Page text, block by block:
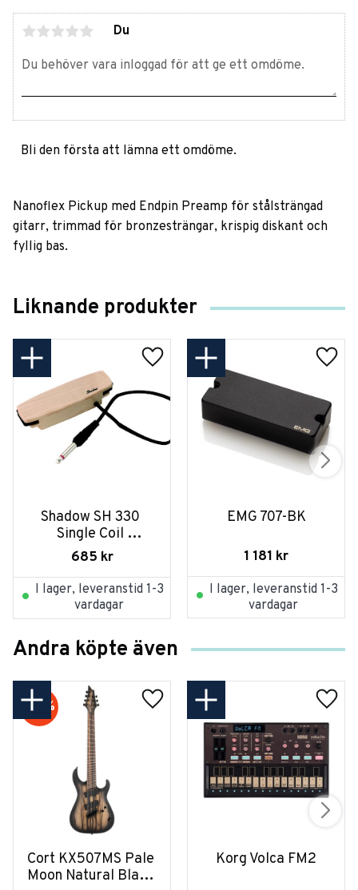
Du
Bli den första att lämna ett omdöme.
Nanoflex Pickup med Endpin Preamp för stålsträngad
gitarr, trimmad för bronzesträngar, krispig diskant och
fyllig bas.
Liknande produkter
Shadow SH 330
Single Coil
Gitarrmikrofon
685 kr
I lager, leveranstid 1-3
vardagar
EMG 707-BK
1 181 kr
I lager, leveranstid 1-3
vardagar
Andra köpte även
Cort KX507MS Pale
Moon Natural Black
20 %
Korg Volca FM2